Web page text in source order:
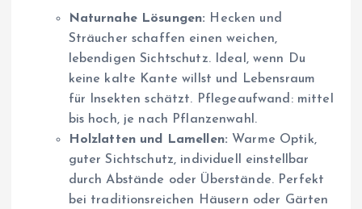
Naturnahe Lösungen: Hecken und
Sträucher schaffen einen weichen,
lebendigen Sichtschutz. Ideal, wenn Du
keine kalte Kante willst und Lebensraum
für Insekten schätzt. Pflegeaufwand: mittel
bis hoch, je nach Pflanzenwahl.
Holzlatten und Lamellen: Warme Optik,
guter Sichtschutz, individuell einstellbar
durch Abstände oder Überstände. Perfekt
bei traditionsreichen Häusern oder Gärten